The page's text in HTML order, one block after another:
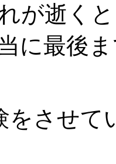
が逝く
に最後
させて